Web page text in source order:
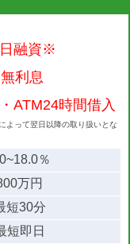
融資※
利息
ATM24時間借入
よって翌日以降の取り扱いとな
％
万円
短30分
短即日